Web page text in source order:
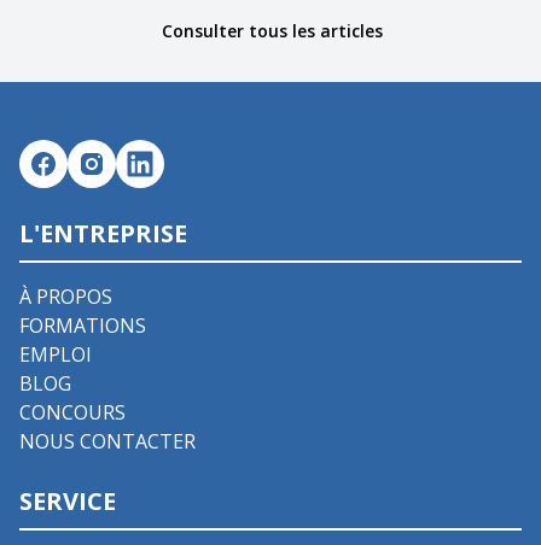
Consulter tous les articles
L'ENTREPRISE
À PROPOS
FORMATIONS
EMPLOI
BLOG
CONCOURS
NOUS CONTACTER
SERVICE